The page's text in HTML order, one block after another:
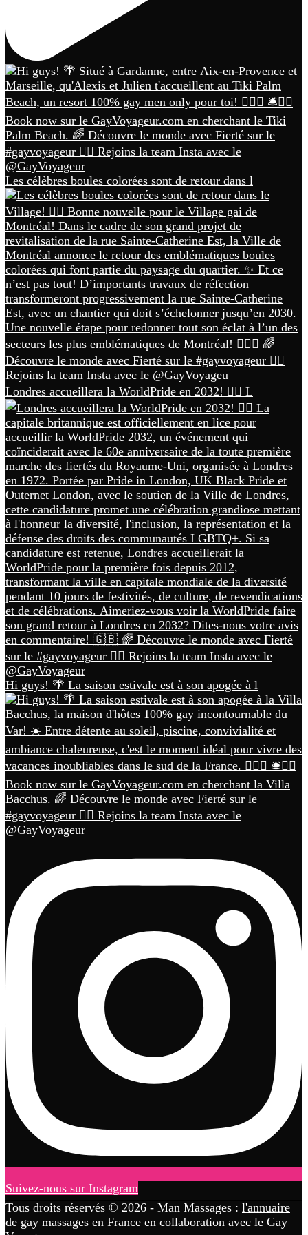
Les célèbres boules colorées sont de retour dans l
Londres accueillera la WorldPride en 2032! 🏳️‍🌈 L
Hi guys! 🌴 La saison estivale est à son apogée à l
Suivez-nous sur Instagram
Tous droits réservés © 2026 - Man Massages : l'annuaire
de gay massages en France en collaboration avec le Gay